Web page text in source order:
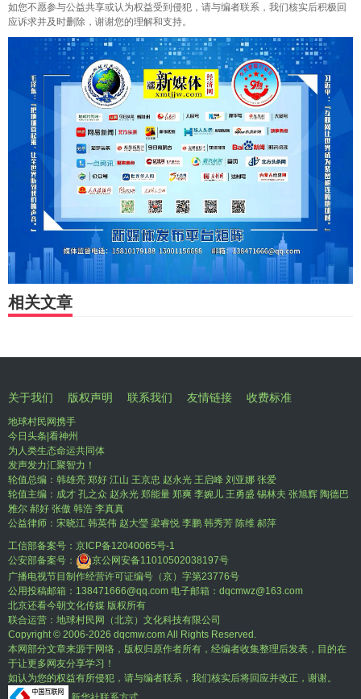
如您不愿参与公益共享或认为权益受到侵犯，请与编者联系，我们核实后积极回
应诉求并及时删除，谢谢您的理解和支持。
相关文章
关于我们 版权声明 联系我们 友情链接 收费标准
地球村民网携手
今日头条|看神州
为人类生态命运共同体
发声发力汇聚智力！
轮值总编：韩雄亮 郑好 江山 王京忠 赵永光 王启峰 刘亚娜 张爱
轮值主编：成才 孔之众 赵永光 郑能量 郑爽 李婉儿 王勇盛 锡林夫 张旭辉 陶德巴
雅尔 郝好 张傲 韩浩 李真真
公益律师：宋晓江 韩英伟 赵大瑩 梁睿悦 李鹏 韩秀芳 陈维 郝萍
工信部备案号： 京ICP备12040065号-1
公安部备案号：
京公网安备11010502038197号
广播电视节目制作经营许可证编号（京）字第23776号
公用投稿邮箱：138471666@qq.com 电子邮箱：dqcmwz@163.com
北京还看今朝文化传媒 版权所有
联合运营：地球村民网（北京）文化科技有限公司
Copyright © 2006-2026 dqcmw.com All Rights Reserved.
本网部分文章来源于网络，版权归原作者所有，经编者收集整理后发表，目的在
于让更多网友分享学习！
如认为您的权益有所侵犯，请与编者联系，我们核实后将回应并改正，谢谢。